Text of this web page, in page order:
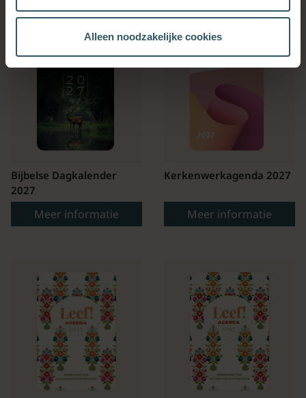
Alleen noodzakelijke cookies
Bijbelse Dagkalender
2027
Meer informatie
Kerkenwerkagenda 2027
Meer informatie